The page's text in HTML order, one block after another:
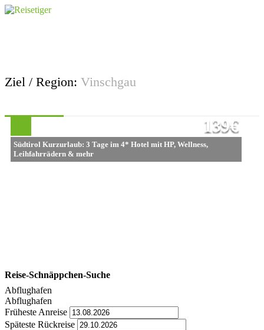
Ziel / Region: Vinschgau
Südtirol Kurzurlaub: 3 Tage im 4* Hotel mit HP, Wellness,
Leihfahrrädern & mehr
139€
Reise-Schnäppchen-Suche
Abflughafen
Abflughafen
Früheste Anreise
Späteste Rückreise